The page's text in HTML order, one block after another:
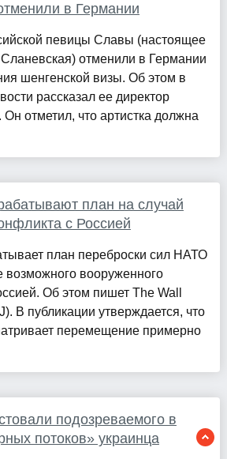
в Германии
певицы Славы (настоящее
отменили в Германии
шенгенской визы. Об этом в
рассказал ее директор
отметил, что артистка должна
план на случай
с Россией
план переброски сил НАТО
возможного вооруженного
Об этом пишет The Wall
В публикации утверждается, что
перемещение примерно
подозреваемого в
потоков» украинца